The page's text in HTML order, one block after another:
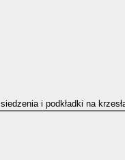
siedzenia i podkładki na